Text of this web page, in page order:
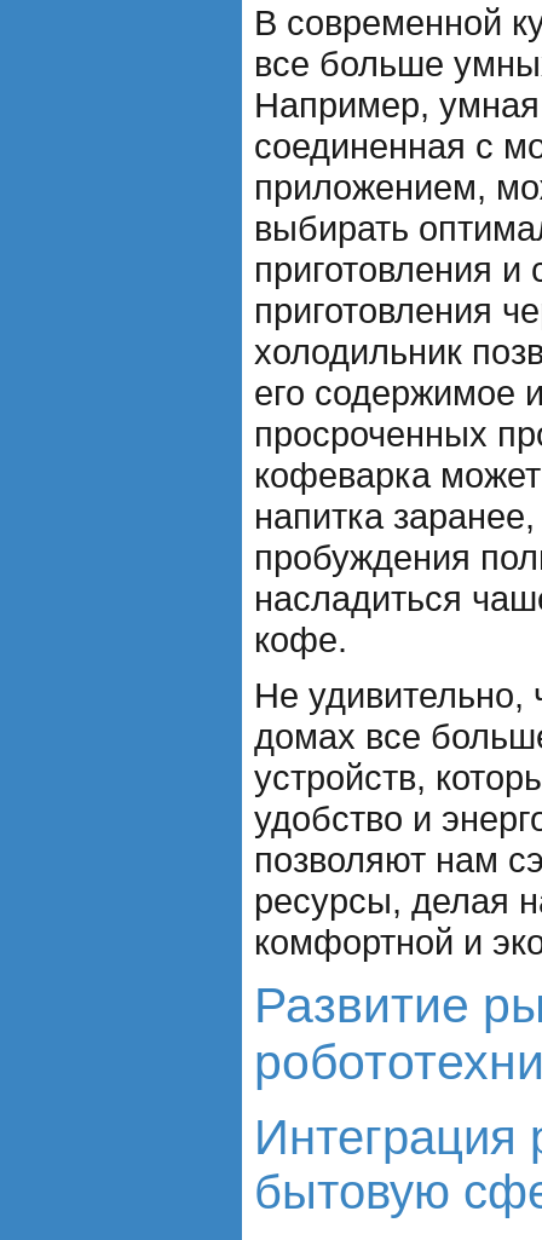
В современной
все больше
Например,
соединенная с
приложением,
выбирать
приготовления и
приготовления
холодильник
его содержимое
просроченных
кофеварка
напитка
пробуждения
насладиться
кофе.
Не удивительно,
домах все
устройств,
удобство и
позволяют нам
ресурсы, делая
комфортной и
Развитие
Интеграция
бытовую